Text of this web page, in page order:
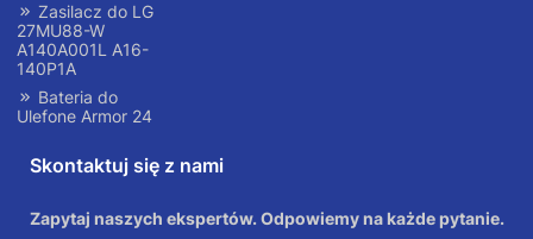
Zasilacz do LG
27MU88-W
A140A001L A16-
140P1A
Bateria do
Ulefone Armor 24
Skontaktuj się z nami
Zapytaj naszych ekspertów. Odpowiemy na każde pytanie.